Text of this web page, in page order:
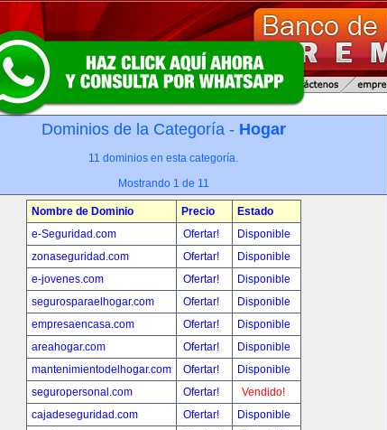
Dominios de la Categoría - Hogar
11 dominios en esta categoría.
Mostrando 1 de 11
Nombre de Dominio Precio
Estado
e-Seguridad.com
Ofertar!
Disponible
zonaseguridad.com
Ofertar!
Disponible
e-jovenes.com
Ofertar!
Disponible
segurosparaelhogar.com
Ofertar!
Disponible
empresaencasa.com
Ofertar!
Disponible
areahogar.com
Ofertar!
Disponible
mantenimientodelhogar.com
Ofertar!
Disponible
seguropersonal.com
Ofertar!
Vendido!
cajadeseguridad.com
Ofertar!
Disponible